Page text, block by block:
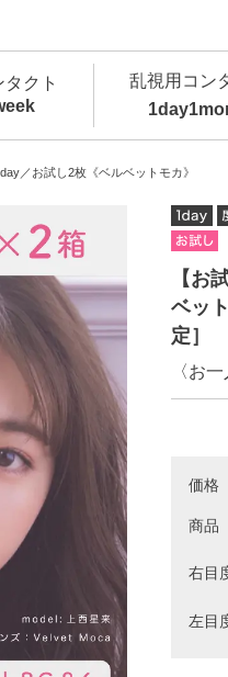
／お試し2枚《ベルベットモカ》
【お
ベッ
定］
〈お
価格
商品
右目
左目
クト
乱視用コン
1day
新商品
・サークルレンズ 1day 商品一
コンタクトレンズ 1day 商品一